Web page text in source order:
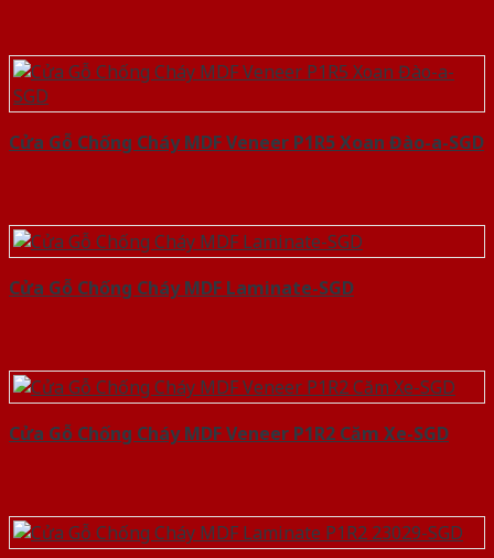
Cửa Gỗ Chống Cháy MDF Veneer P1R5 Xoan Đào-a-SGD
Cửa Gỗ Chống Cháy MDF Laminate-SGD
Cửa Gỗ Chống Cháy MDF Veneer P1R2 Căm Xe-SGD